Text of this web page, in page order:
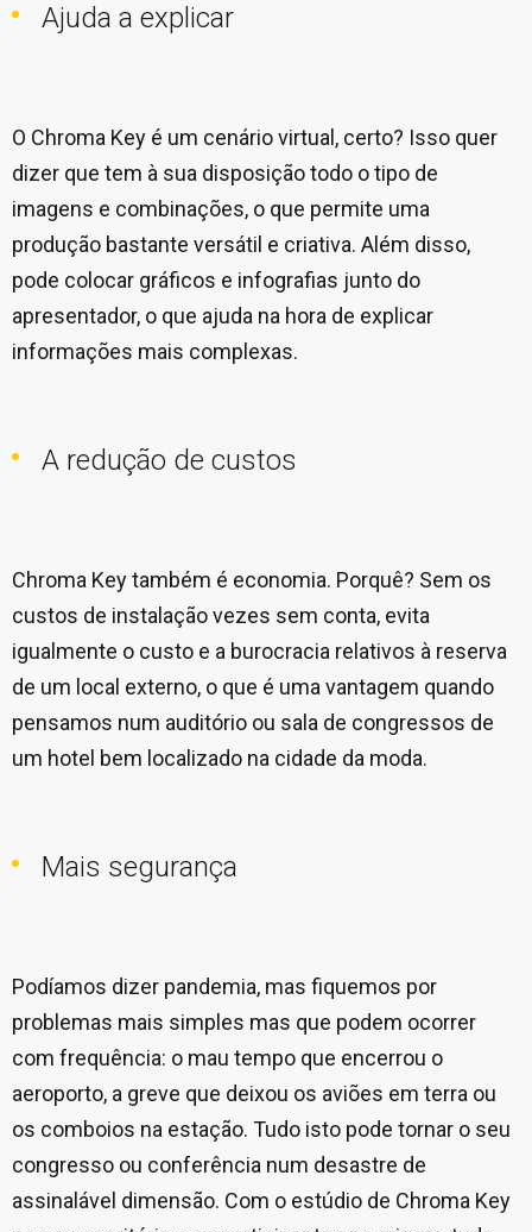
Ajuda a explicar
O Chroma Key é um cenário virtual, certo? Isso quer
dizer que tem à sua disposição todo o tipo de
imagens e combinações, o que permite uma
produção bastante versátil e criativa. Além disso,
pode colocar gráficos e infografias junto do
apresentador, o que ajuda na hora de explicar
informações mais complexas.
A redução de custos
Chroma Key também é economia. Porquê? Sem os
custos de instalação vezes sem conta, evita
igualmente o custo e a burocracia relativos à reserva
de um local externo, o que é uma vantagem quando
pensamos num auditório ou sala de congressos de
um hotel bem localizado na cidade da moda.
Mais segurança
Podíamos dizer pandemia, mas fiquemos por
problemas mais simples mas que podem ocorrer
com frequência: o mau tempo que encerrou o
aeroporto, a greve que deixou os aviões em terra ou
os comboios na estação. Tudo isto pode tornar o seu
congresso ou conferência num desastre de
assinalável dimensão. Com o estúdio de Chroma Key